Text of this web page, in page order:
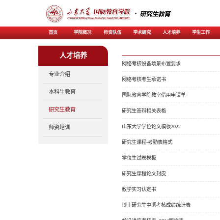
学院概况
人才培养
专业介绍
本科生教育
研究生教育